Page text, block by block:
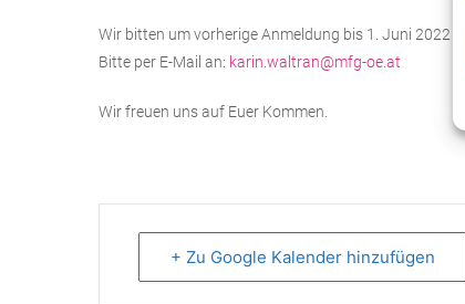
Wir bitten um vorherige Anmeldung bis 1. Juni 2022
Bitte per E-Mail an: karin.waltran@mfg-oe.at
Wir freuen uns auf Euer Kommen.
+ Zu Google Kalender hinzufügen